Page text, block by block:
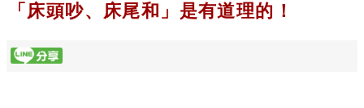
「床頭吵、床尾和」是有道理的！